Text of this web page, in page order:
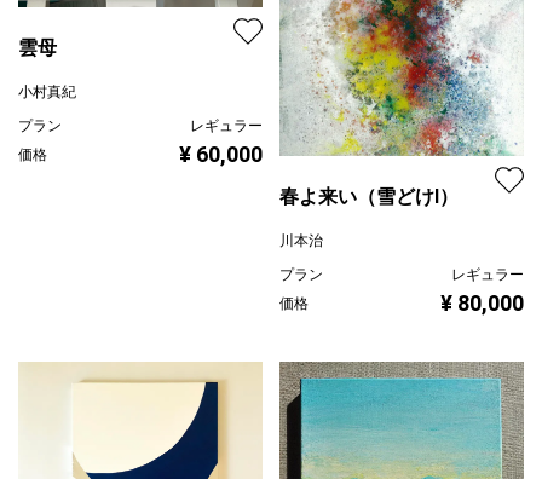
雲母
小村真紀
プラン
レギュラー
価格
¥ 60,000
春よ来い（雪どけⅠ）
川本治
プラン
レギュラー
価格
¥ 80,000